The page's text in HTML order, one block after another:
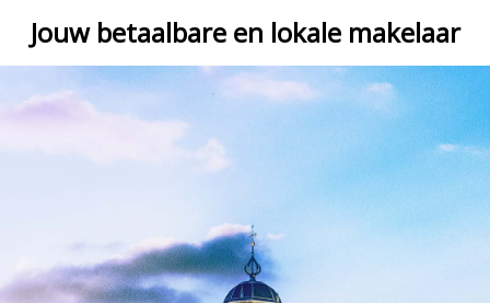
Jouw betaalbare en lokale makelaar